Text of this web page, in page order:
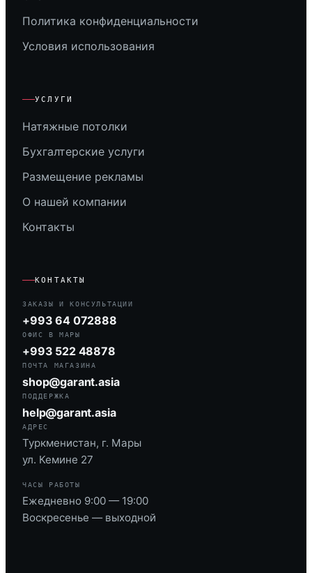
Политика конфиденциальности
Условия использования
УСЛУГИ
Натяжные потолки
Бухгалтерские услуги
Размещение рекламы
О нашей компании
Контакты
КОНТАКТЫ
ЗАКАЗЫ И КОНСУЛЬТАЦИИ
+993 64 072888
ОФИС В МАРЫ
+993 522 48878
ПОЧТА МАГАЗИНА
shop@garant.asia
ПОДДЕРЖКА
help@garant.asia
АДРЕС
Туркменистан, г. Мары
ул. Кемине 27
ЧАСЫ РАБОТЫ
Ежедневно 9:00 — 19:00
Воскресенье — выходной